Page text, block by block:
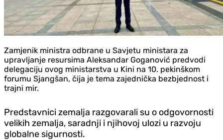
Zamjenik ministra odbrane u Savjetu ministara za
upravljanje resursima Aleksandar Goganović predvodi
delegaciju ovog ministarstva u Kini na 10. pekinškom
forumu Sjangšan, čija je tema zajednička bezbjednost i
trajni mir.
Predstavnici zemalja razgovarali su o odgovornosti
velikih zemalja, saradnji i njihovoj ulozi u razvoju
globalne sigurnosti.